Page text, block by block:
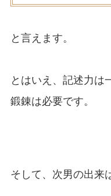
と言えます。
とはいえ、記述力は
鍛錬は必要です。
そして、次男の出来